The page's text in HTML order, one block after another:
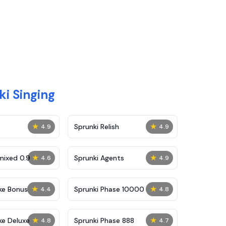
Singing
★ 4.9 ★ 4.9
Sprunki Relish
★ 4.6
0.9 ★ 4.9
Sprunki Agents
★ 4.4
Bonus ★ 4.8
Sprunki Phase 10000
★ 4.8
Deluxe ★ 4.7
Sprunki Phase 888